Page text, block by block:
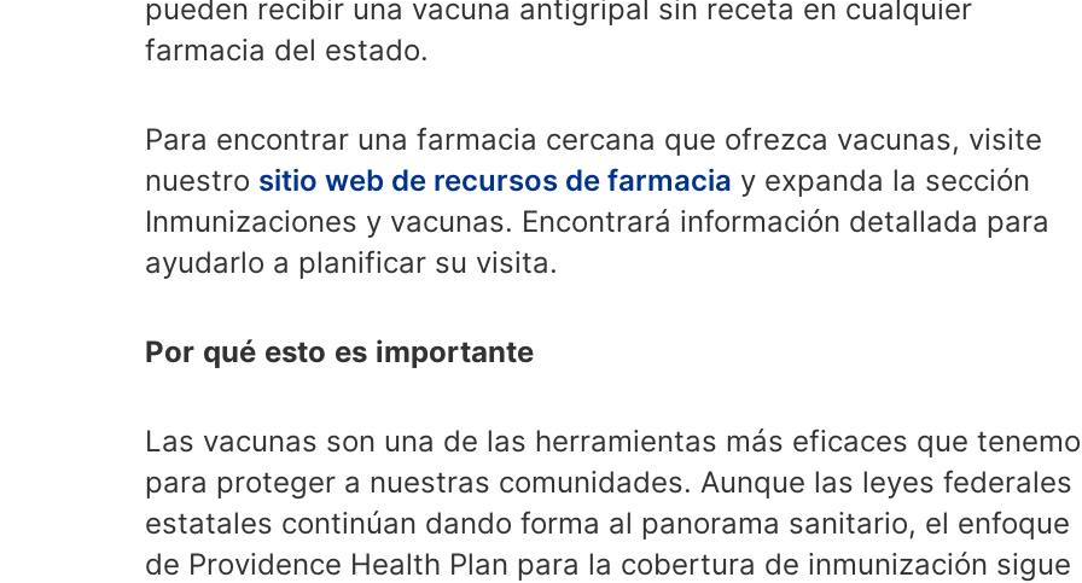
pueden recibir una vacuna antigripal sin receta en cualquier
farmacia del estado.
Para encontrar una farmacia cercana que ofrezca vacunas, visite
nuestro sitio web de recursos de farmacia y expanda la sección
Inmunizaciones y vacunas. Encontrará información detallada para
ayudarlo a planificar su visita.
Por qué esto es importante
Las vacunas son una de las herramientas más eficaces que
para proteger a nuestras comunidades. Aunque las leyes federales
estatales continúan dando forma al panorama sanitario, el enfoque
de Providence Health Plan para la cobertura de inmunización sigue